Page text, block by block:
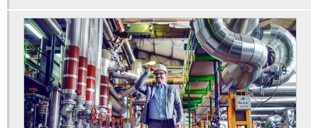
Empresa de inspeção nr13
Empresa de laudo e inspeção nr13
Empresa de linha de vida e ponto de ancoragem
Empresa de linha de vida para trabalho em altura